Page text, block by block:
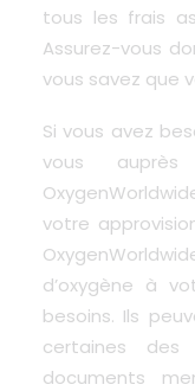
tous les frais
Assurez-vous
vous savez que
Si vous avez
vous auprès
votre
d’oxygène à
besoins. Ils
certaines des
documents